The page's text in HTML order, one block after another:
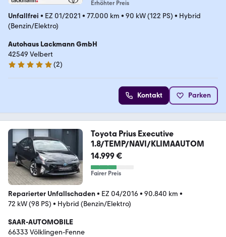
Erhöhter Preis
Unfallfrei • EZ 01/2021 • 77.000 km • 90 kW (122 PS) • Hybrid
(Benzin/Elektro)
Autohaus Lackmann GmbH
42549 Velbert
5 Sterne
(2)
Kontakt Parken
Toyota Prius Executive
1.8/TEMP/NAVI/KLIMAAUTOM
14.999 €
Fairer Preis
Reparierter Unfallschaden• EZ 04/2016• 90.840 km •
72 kW (98 PS) • Hybrid (Benzin/Elektro)
SAAR-AUTOMOBILE
66333 Völklingen-Fenne